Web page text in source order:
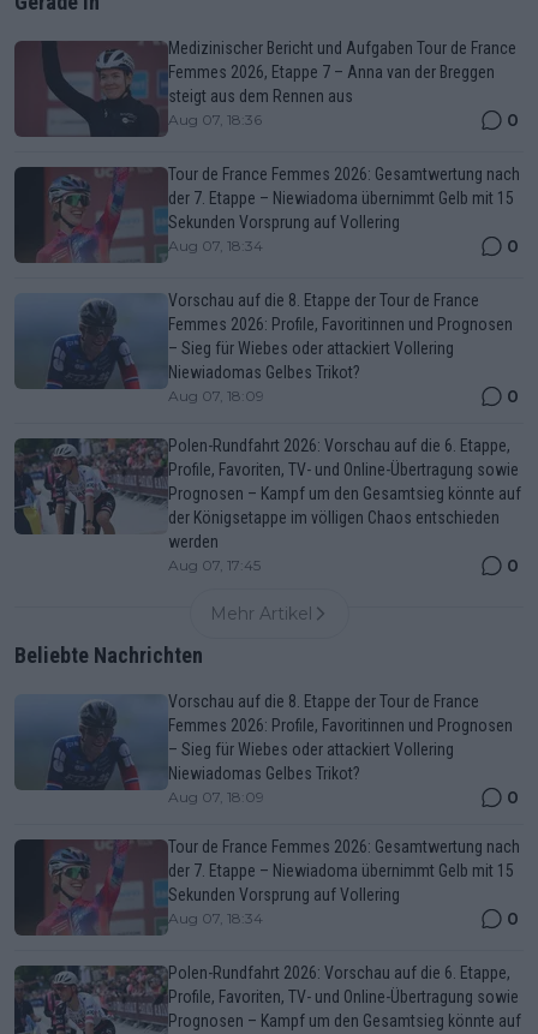
Medizinischer Bericht und Aufgaben Tour de France
Femmes 2026, Etappe 7 – Anna van der Breggen
steigt aus dem Rennen aus
Aug 07, 18:36 0
Tour de France Femmes 2026: Gesamtwertung nach
der 7. Etappe – Niewiadoma übernimmt Gelb mit 15
Sekunden Vorsprung auf Vollering
Aug 07, 18:34 0
Vorschau auf die 8. Etappe der Tour de France
Femmes 2026: Profile, Favoritinnen und Prognosen
– Sieg für Wiebes oder attackiert Vollering
Niewiadomas Gelbes Trikot?
Aug 07, 18:09 0
Polen-Rundfahrt 2026: Vorschau auf die 6. Etappe,
Profile, Favoriten, TV- und Online-Übertragung sowie
Prognosen – Kampf um den Gesamtsieg könnte auf
der Königsetappe im völligen Chaos entschieden
werden
Aug 07, 17:45 0
Mehr Artikel
Beliebte Nachrichten
Vorschau auf die 8. Etappe der Tour de France
Femmes 2026: Profile, Favoritinnen und Prognosen
– Sieg für Wiebes oder attackiert Vollering
Niewiadomas Gelbes Trikot?
Aug 07, 18:09 0
Tour de France Femmes 2026: Gesamtwertung nach
der 7. Etappe – Niewiadoma übernimmt Gelb mit 15
Sekunden Vorsprung auf Vollering
Aug 07, 18:34 0
Polen-Rundfahrt 2026: Vorschau auf die 6. Etappe,
Profile, Favoriten, TV- und Online-Übertragung sowie
Prognosen – Kampf um den Gesamtsieg könnte auf